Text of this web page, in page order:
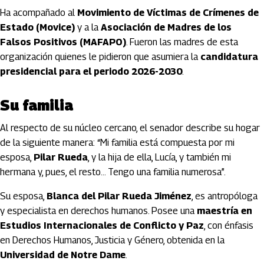
Ha acompañado al Movimiento de Víctimas de Crímenes de
Estado (Movice) y a laAsociación de Madres de los
Falsos Positivos (MAFAPO). Fueron las madres de esta
organización quienes le pidieron que asumiera la candidatura
presidencial para el periodo 2026-2030.
Su familia
Al respecto de su núcleo cercano, el senador describe su hogar
de la siguiente manera: “Mi familia está compuesta por mi
esposa, Pilar Rueda, y la hija de ella, Lucía, y también mi
hermana y, pues, el resto... Tengo una familia numerosa”.
Su esposa, Blanca del Pilar Rueda Jiménez, es antropóloga
y especialista en derechos humanos. Posee una maestría en
Estudios Internacionales de Conflicto y Paz, con énfasis
en Derechos Humanos, Justicia y Género, obtenida en la
Universidad de Notre Dame.